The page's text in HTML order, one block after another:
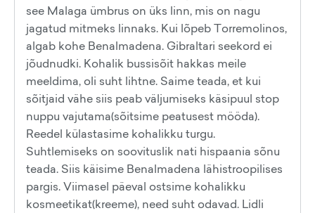
see Malaga ümbrus on üks linn, mis on nagu
jagatud mitmeks linnaks. Kui lõpeb Torremolinos,
algab kohe Benalmadena. Gibraltari seekord ei
jõudnudki. Kohalik bussisõit hakkas meile
meeldima, oli suht lihtne. Saime teada, et kui
sõitjaid vähe siis peab väljumiseks käsipuul stop
nuppu vajutama(sõitsime peatusest mööda).
Reedel külastasime kohalikku turgu.
Suhtlemiseks on soovituslik nati hispaania sõnu
teada. Siis käisime Benalmadena lähistroopilises
pargis. Viimasel päeval ostsime kohalikku
kosmeetikat(kreeme), need suht odavad. Lidli